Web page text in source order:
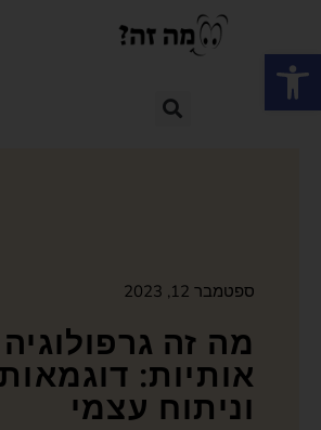
פתח סרגל נגישות
ספטמבר 12, 2023
מה זה
אותיות: דוגמאות
וניתוח עצמי